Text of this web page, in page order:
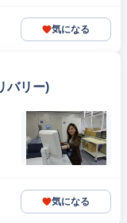
気になる
バリー)
気になる